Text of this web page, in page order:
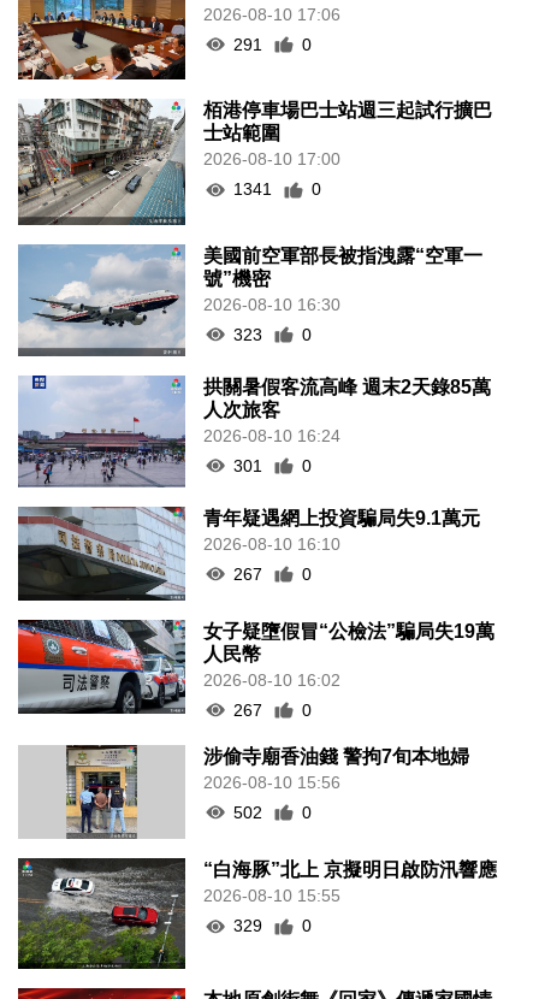
2026-08-10 17:06
291
0
栢港停車場巴士站週三起試行擴巴
士站範圍
2026-08-10 17:00
1341
0
美國前空軍部長被指洩露“空軍一
號”機密
2026-08-10 16:30
323
0
拱關暑假客流高峰 週末2天錄85萬
人次旅客
2026-08-10 16:24
301
0
青年疑遇網上投資騙局失9.1萬元
2026-08-10 16:10
267
0
女子疑墮假冒“公檢法”騙局失19萬
人民幣
2026-08-10 16:02
267
0
涉偷寺廟香油錢 警拘7旬本地婦
2026-08-10 15:56
502
0
“白海豚”北上 京擬明日啟防汛響應
2026-08-10 15:55
329
0